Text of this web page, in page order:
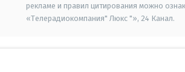
рекламе и правил цитирования можно
«Телерадиокомпания" Люкс "», 24 Канал.